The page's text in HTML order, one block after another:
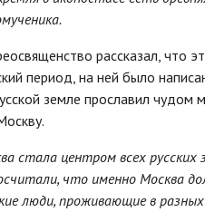
рассказал, что
период, на ней было
земле прославил
стала центром всех русских
что именно Москва
люди, проживающие в